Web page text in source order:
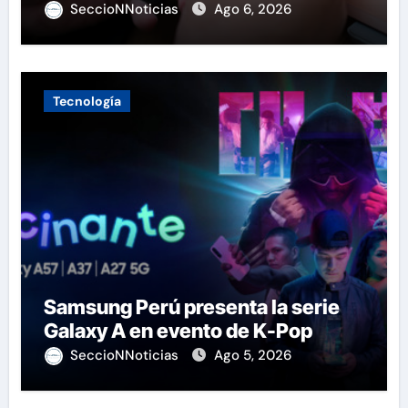
SeccioNNoticias Ago 6, 2026
Tecnología
Samsung Perú presenta la serie
Galaxy A en evento de K-Pop
SeccioNNoticias Ago 5, 2026